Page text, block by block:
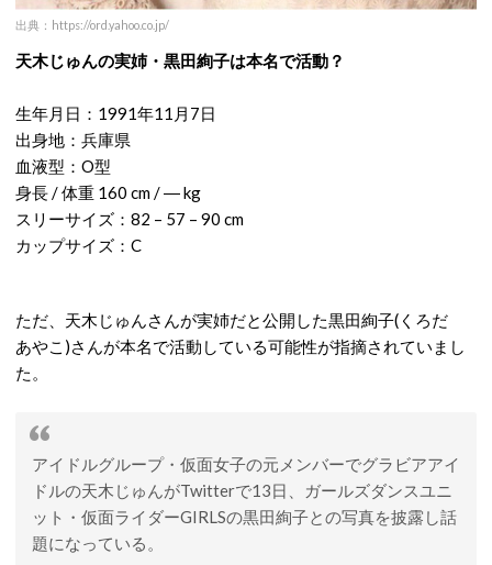
出典：https://ord.yahoo.co.jp/
天木じゅんの実姉・黒田絢子は本名で活動？
生年月日：1991年11月7日
出身地：兵庫県
血液型：O型
身長 / 体重 160 cm / ― kg
スリーサイズ：82 – 57 – 90 cm
カップサイズ：C
ただ、天木じゅんさんが実姉だと公開した黒田絢子(くろだ
あやこ)さんが本名で活動している可能性が指摘されていまし
た。
アイドルグループ・仮面女子の元メンバーでグラビアアイ
ドルの天木じゅんがTwitterで13日、ガールズダンスユニ
ット・仮面ライダーGIRLSの黒田絢子との写真を披露し話
題になっている。